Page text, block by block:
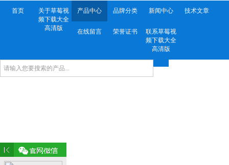
首页
关于草莓视
频下载大全
高清版
产品中心 品牌分类 新闻中心 技术文章
在线留言 荣誉证书
联系草莓视
频下载大全
高清版